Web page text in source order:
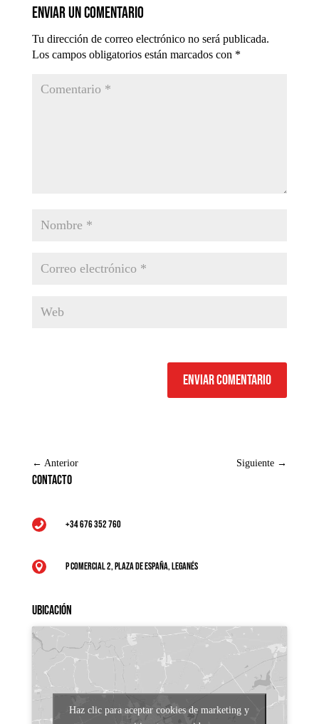
Enviar un comentario
Tu dirección de correo electrónico no será publicada.
Los campos obligatorios están marcados con *
Enviar comentario
← Anterior Siguiente →
Contacto
 +34 676 352 760
 P Comercial 2, Plaza de España, Leganés
Ubicación
Haz clic para aceptar cookies de marketing y